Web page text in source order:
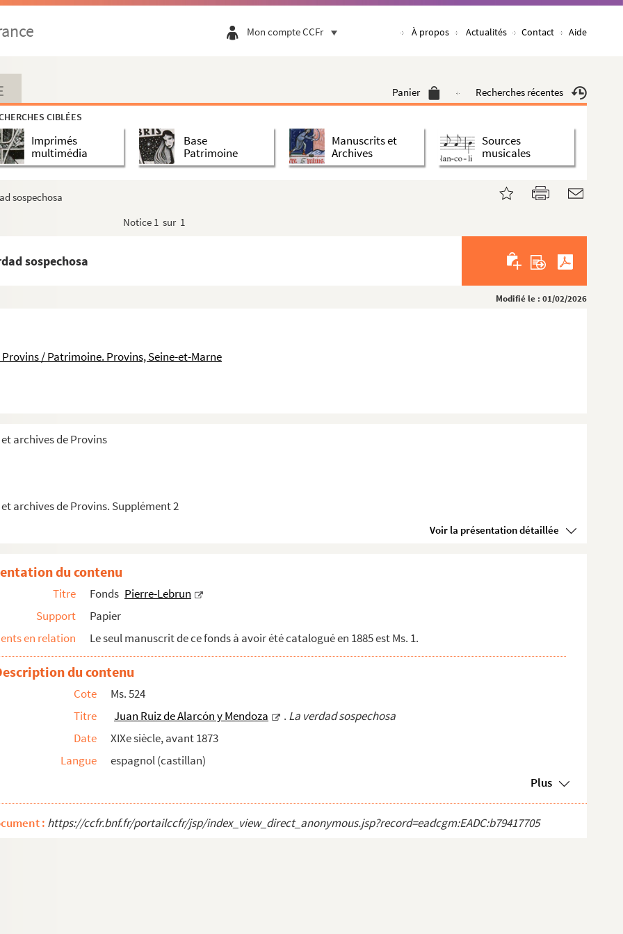
Mon compte CCFr À propos Actualités Contact Aide
Panier Recherches récentes
CIBLÉES
Imprimés
multimédia
Base
Patrimoine
Manuscrits et
Archives
Sources
musicales
sospechosa
Notice 1 sur 1
sospechosa
Modifié le : 01/02/2026
/ Patrimoine. Provins, Seine-et-Marne
archives de Provins
archives de Provins. Supplément 2
Voir la présentation détaillée
de Dante
des vespres des fériés de la semaine, ...
copie
Rey
du contenu
Titre Fonds Pierre-Lebrun
Support
Papier
en relation
Le seul manuscrit de ce fonds à avoir été catalogué en 1885 est Ms. 1.
du contenu
Cote
Ms. 524
Titre
Juan Ruiz de Alarcón y Mendoza . La verdad sospechosa
Date
XIXe siècle, avant 1873
Langue
espagnol (castillan)
Plus
: https://ccfr.bnf.fr/portailccfr/jsp/index_view_direct_anonymous.jsp?record=eadcgm:EADC:b79417705